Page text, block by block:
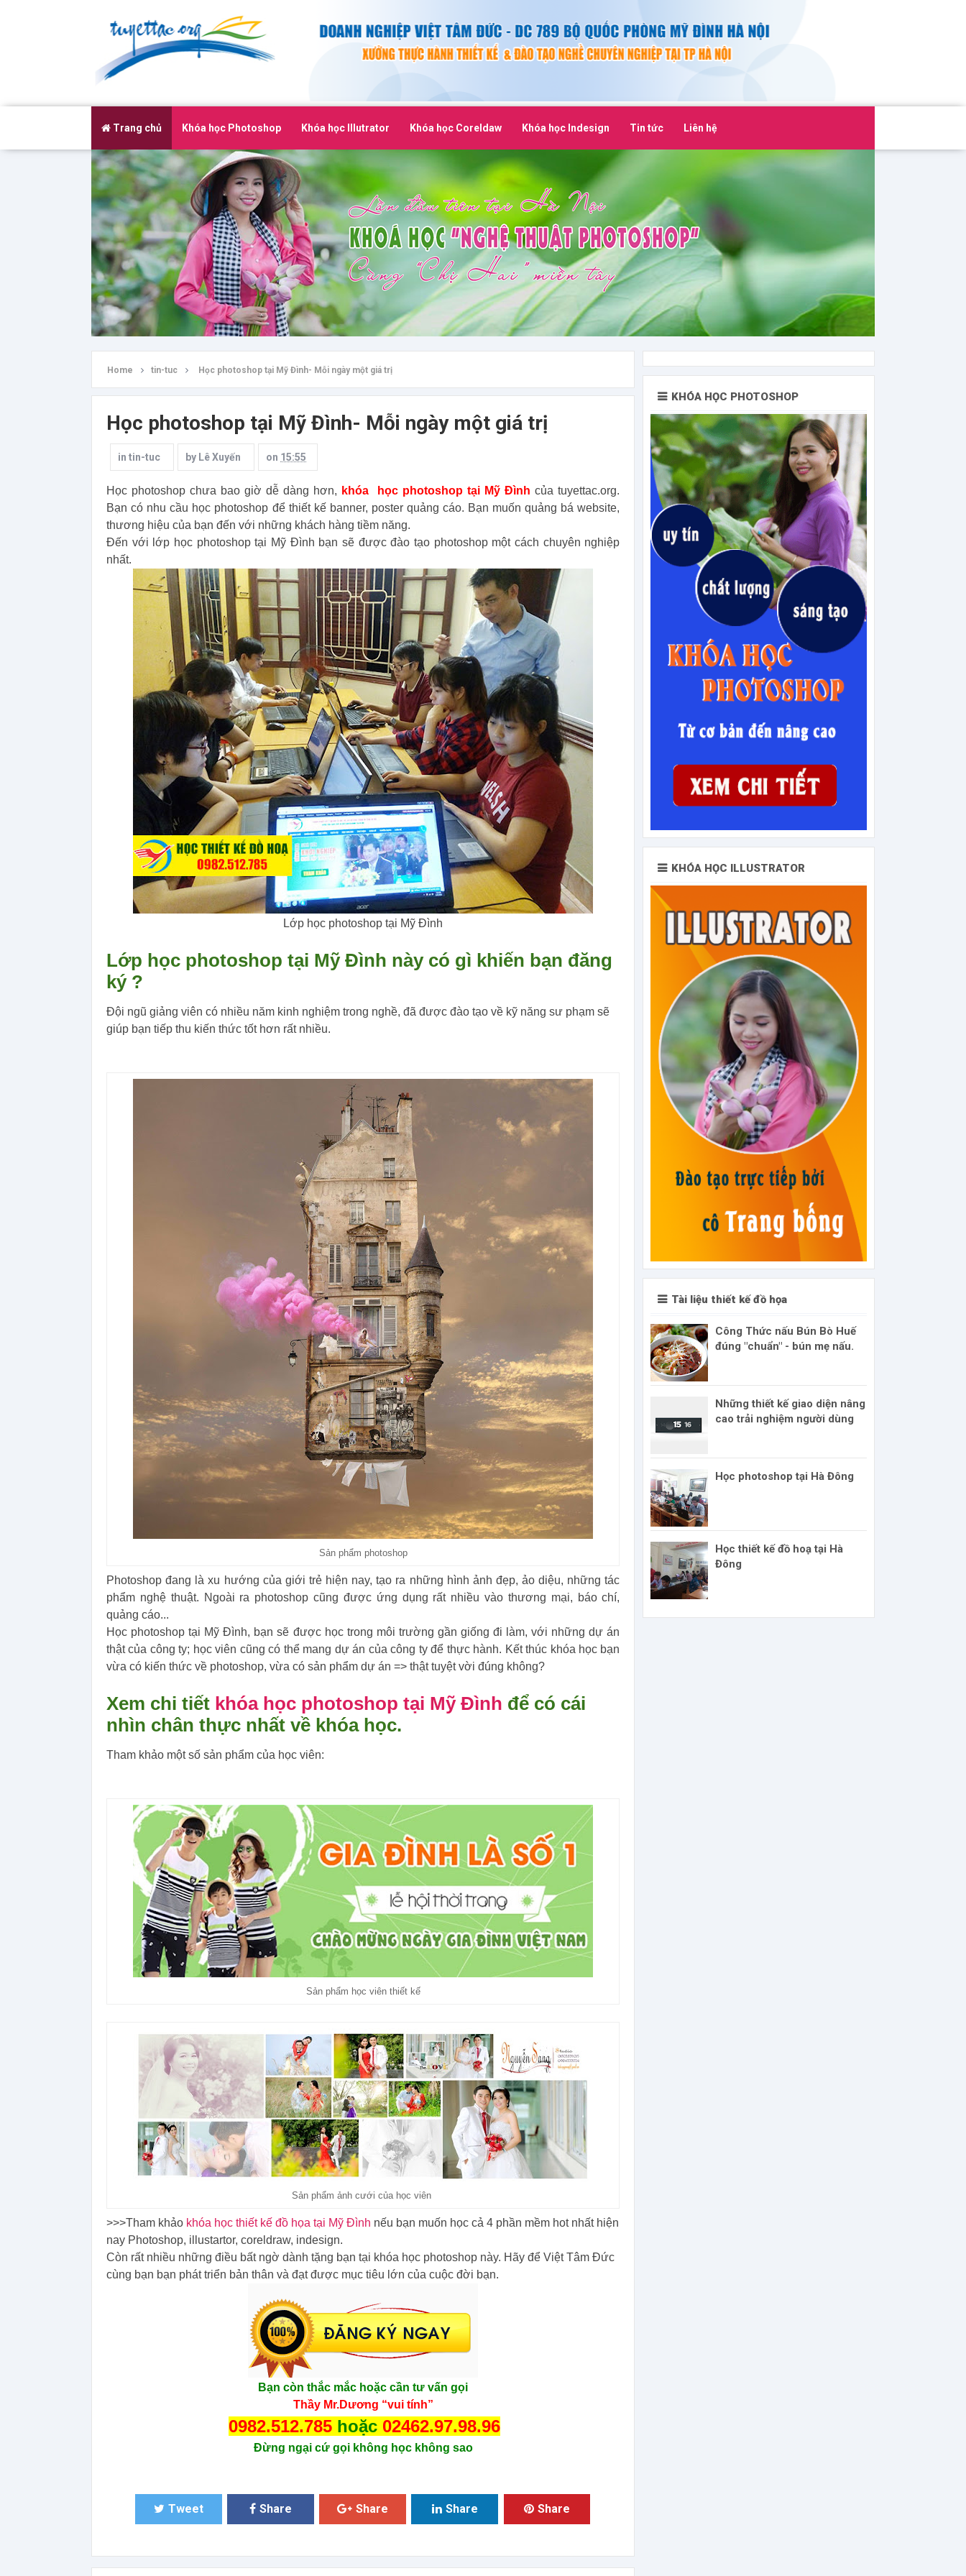
Sổ tay học thiết
kế đồ họa cơ
bản và nâng cao
họa cho người mới bắt đầu, từ cơ bản đến
Trang chủ Khóa học Photoshop Khóa học Illutrator Khóa học Coreldaw Khóa học Indesign Tin tức Liên hệ
Home tin-tuc Học photoshop tại Mỹ Đình- Mỗi ngày một giá trị
Học photoshop tại Mỹ Đình- Mỗi ngày một giá trị
in tin-tuc by Lê Xuyến on 15:55
Học photoshop chưa bao giờ dễ dàng hơn, khóa học photoshop tại Mỹ Đình của tuyettac.org.
Bạn có nhu cầu học photoshop để thiết kế banner, poster quảng cáo. Bạn muốn quảng bá website,
thương hiệu của bạn đến với những khách hàng tiềm năng.
Đến với lớp học photoshop tại Mỹ Đình bạn sẽ được đào tạo photoshop một cách chuyên nghiệp
nhất.
Lớp học photoshop tại Mỹ Đình
Lớp học photoshop tại Mỹ Đình này có gì khiến bạn đăng
ký ?
Đội ngũ giảng viên có nhiều năm kinh nghiệm trong nghề, đã được đào tạo về kỹ năng sư phạm sẽ
giúp bạn tiếp thu kiến thức tốt hơn rất nhiều.
Sản phẩm photoshop
Photoshop đang là xu hướng của giới trẻ hiện nay, tạo ra những hình ảnh đẹp, ảo diệu, những tác
phẩm nghệ thuật. Ngoài ra photoshop cũng được ứng dụng rất nhiều vào thương mại, báo chí,
quảng cáo...
Học photoshop tại Mỹ Đình, bạn sẽ được học trong môi trường gần giống đi làm, với những dự án
thật của công ty; học viên cũng có thể mang dự án của công ty để thực hành. Kết thúc khóa học bạn
vừa có kiến thức về photoshop, vừa có sản phẩm dự án => thật tuyệt vời đúng không?
Xem chi tiết khóa học photoshop tại Mỹ Đình để có cái
nhìn chân thực nhất về khóa học.
Tham khảo một số sản phẩm của học viên:
Sản phẩm học viên thiết kế
Sản phẩm ảnh cưới của học viên
>>>Tham khảo khóa học thiết kế đồ họa tại Mỹ Đình nếu bạn muốn học cả 4 phần mềm hot nhất hiện
nay Photoshop, illustartor, coreldraw, indesign.
Còn rất nhiều những điều bất ngờ dành tặng bạn tại khóa học photoshop này. Hãy để Việt Tâm Đức
cùng bạn bạn phát triển bản thân và đạt được mục tiêu lớn của cuộc đời bạn.
Bạn còn thắc mắc hoặc cần tư vấn gọi
Thầy Mr.Dương “vui tính”
0982.512.785 hoặc 02462.97.98.96
Đừng ngại cứ gọi không học không sao
Tweet Share Share Share Share
KHÓA HỌC PHOTOSHOP
KHÓA HỌC ILLUSTRATOR
Tài liệu thiết kế đồ họa
Công Thức nấu Bún Bò Huế
đúng "chuẩn" - bún mẹ nấu.
Những thiết kế giao diện nâng
cao trải nghiệm người dùng
Học photoshop tại Hà Đông
Học thiết kế đồ hoạ tại Hà
Đông